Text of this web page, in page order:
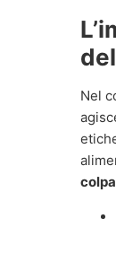
Nel
colpa